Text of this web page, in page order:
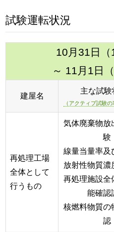
試験運転状況
10月31日（
～ 11月1日
建屋名
主な試験
（アクティブ試験の
再処理工場
全体として
行うもの
気体廃棄物放
験
線量当量率及
放射性物質濃
再処理施設全
能確認
核燃料物質の
認